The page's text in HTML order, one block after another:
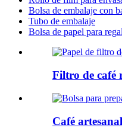
Bolsa de embalaje con
Tubo de embalaje
Bolsa de papel para
Filtro de café
Café